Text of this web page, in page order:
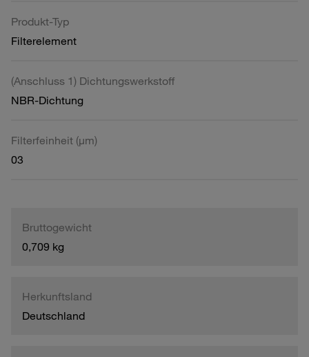
Produkt-Typ
Filterelement
(Anschluss 1) Dichtungswerkstoff
NBR-Dichtung
Filterfeinheit (µm)
03
Bruttogewicht
0,709 kg
Herkunftsland
Deutschland